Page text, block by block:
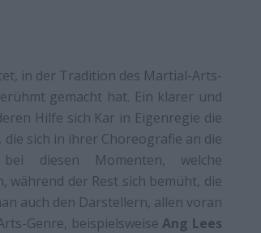
in der Tradition des Martial-Arts-
gemacht hat. Ein klarer und
Hilfe sich Kar in Eigenregie die
sich in ihrer Choreografie an die
diesen Momenten, welche
während der Rest sich bemüht, die
auch den Darstellern, allen voran
Genre, beispielsweiseAng Lees